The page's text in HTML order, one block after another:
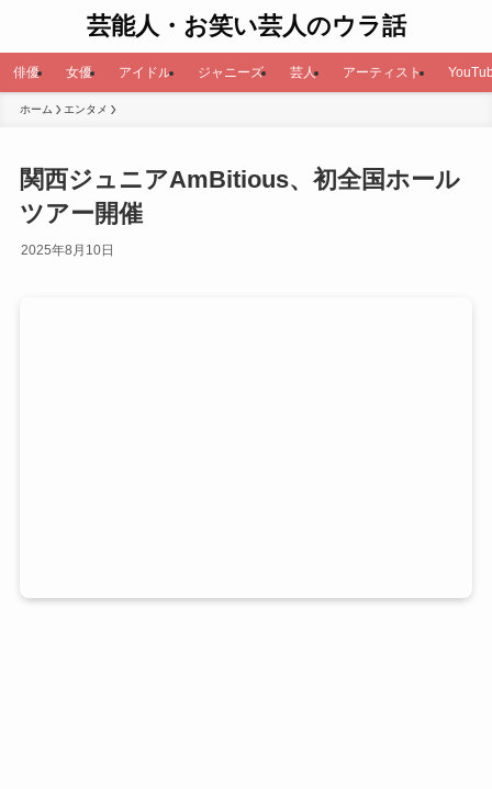
芸能人・お笑い芸人のウラ話
俳優 女優 アイドル ジャニーズ 芸人 アーティスト
ホーム エンタメ
関西ジュニアAmBitious、初全国ホール
ツアー開催
2025年8月10日